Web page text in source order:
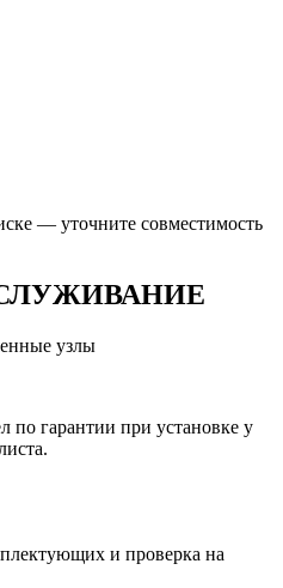
— уточните совместимость
узлы
по гарантии при установке у
и проверка на